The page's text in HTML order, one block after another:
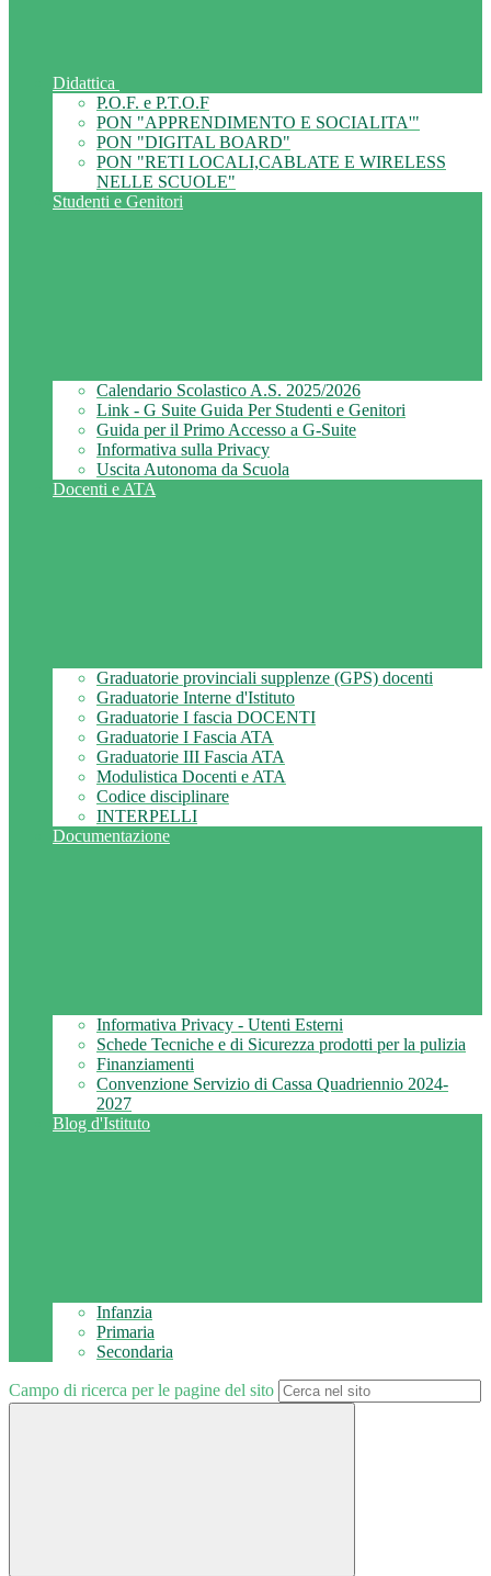
Didattica
P.O.F. e P.T.O.F
PON "APPRENDIMENTO E SOCIALITA'"
PON "DIGITAL BOARD"
PON "RETI LOCALI,CABLATE E WIRELESS
NELLE SCUOLE"
Studenti e Genitori
Calendario Scolastico A.S. 2025/2026
Link - G Suite Guida Per Studenti e Genitori
Guida per il Primo Accesso a G-Suite
Informativa sulla Privacy
Uscita Autonoma da Scuola
Docenti e ATA
Graduatorie provinciali supplenze (GPS) docenti
Graduatorie Interne d'Istituto
Graduatorie I fascia DOCENTI
Graduatorie I Fascia ATA
Graduatorie III Fascia ATA
Modulistica Docenti e ATA
Codice disciplinare
INTERPELLI
Documentazione
Informativa Privacy - Utenti Esterni
Schede Tecniche e di Sicurezza prodotti per la pulizia
Finanziamenti
Convenzione Servizio di Cassa Quadriennio 2024-
2027
Blog d'Istituto
Infanzia
Primaria
Secondaria
Campo di ricerca per le pagine del sito